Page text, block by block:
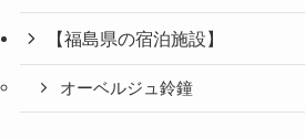
【福島県の宿泊施設】
オーベルジュ鈴鐘